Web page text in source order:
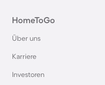
HomeToGo
Über uns
Karriere
Investoren